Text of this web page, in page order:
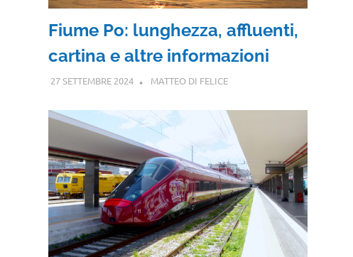
Fiume Po: lunghezza, affluenti,
cartina e altre informazioni
27 SETTEMBRE 2024 MATTEO DI FELICE